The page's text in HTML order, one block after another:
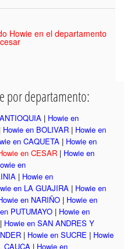
Howie en el departamento
por departamento:
| Howie en
| Howie en BOLIVAR | Howie en
en CAQUETA | Howie en
en CESAR | Howie en
en
| Howie en
en LA GUAJIRA | Howie en
en NARIÑO | Howie en
PUTUMAYO | Howie en
| Howie en SAN ANDRES Y
| Howie en SUCRE | Howie
CAUCA | Howie en